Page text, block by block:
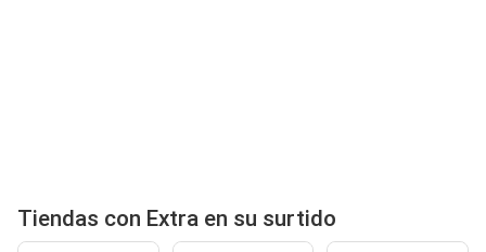
Tiendas con Extra en su surtido